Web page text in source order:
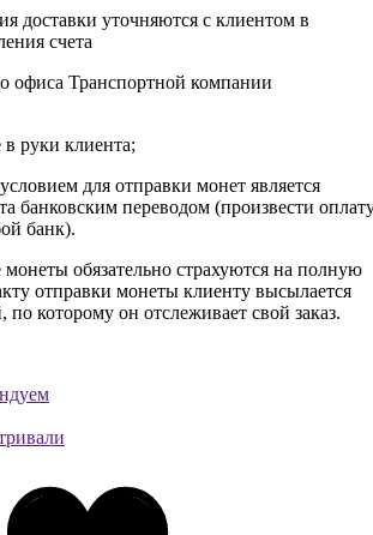
доставки уточняются с клиентом в
счета
офиса Транспортной компании
руки клиента;
для отправки монет является
банковским переводом (произвести
банк).
обязательно страхуются на полную
отправки монеты клиенту высылается
по которому он отслеживает свой заказ.